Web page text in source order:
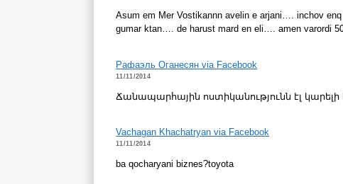
Asum em Mer Vostikannn avelin e arjani…. inchov
gumar ktan…. de harust mard en eli…. amen varordi
Рафаэль Оганесян via Facebook
11/11/2014
Ճանապարհային ոստիկանությունն էլ
Vachagan Khachatryan via Facebook
11/11/2014
ba qocharyani biznes?toyota